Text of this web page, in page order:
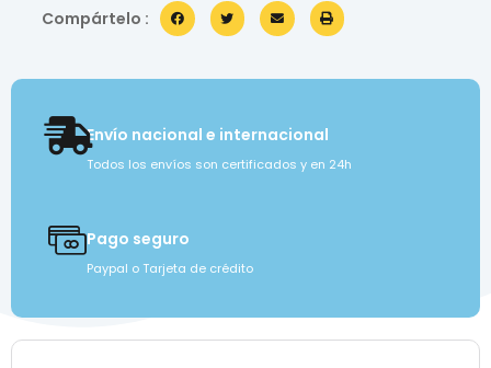
Compártelo :
Envío nacional e internacional
Todos los envíos son certificados y en 24h
Pago seguro
Paypal o Tarjeta de crédito